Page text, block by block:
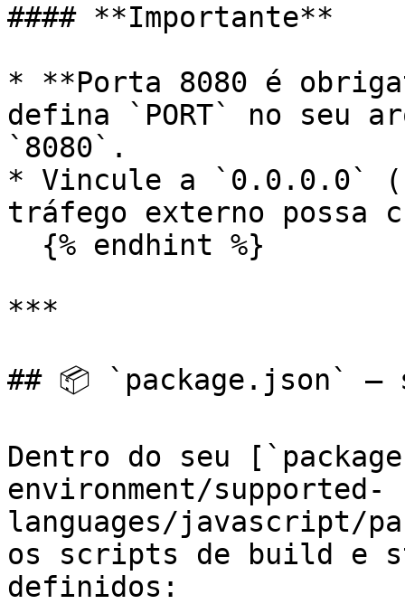
#### **Importante**
* **Porta 8080 é
defina `PORT` no seu
`8080`.
* Vincule a `0.0.0.0`
tráfego externo possa
***
## 📦 `package.json` –
Dentro do seu
environment/supported-
languages/javascript/
os scripts de build e
definidos: